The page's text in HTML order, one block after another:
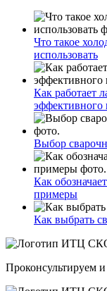
Что такое
использовать
Как работает
эффективного
Выбор
Как
примеры
Как выбрать
Проконсультируем